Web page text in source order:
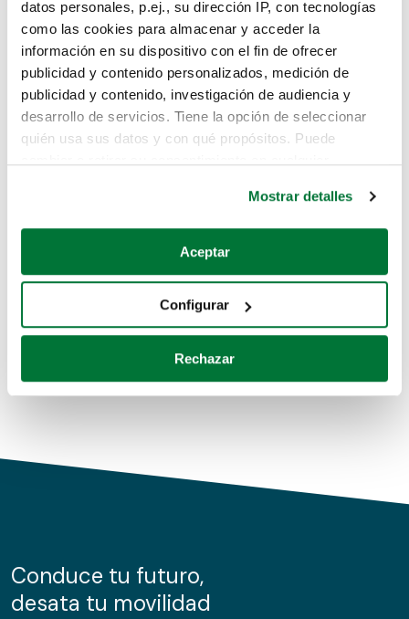
datos personales, p.ej., su dirección IP, con tecnologías
como las cookies para almacenar y acceder la
información en su dispositivo con el fin de ofrecer
publicidad y contenido personalizados, medición de
publicidad y contenido, investigación de audiencia y
desarrollo de servicios. Tiene la opción de seleccionar
quién usa sus datos y con qué propósitos. Puede
Si lo permite, también quisiéramos:
Recopilar información sobre su ubicación geográfica
Identificar su dispositivo analizándolo activamente
para buscar características específicas (huellas
Obtenga más información sobre cómo se procesan sus
de cookies.
información sobre el uso que haga del sitio web con
nuestros partners de redes sociales, publicidad y análisis
Mostrar detalles
Aceptar
Configurar
Rechazar
Lo sentimos, no sabemos como
te hemos traido hasta aquí.
Pero puedes encontrar el coche que estás
buscando en alguno de estos enlaces:
Coches de segunda mano
Coches de km0
Conduce tu futuro,
desata tu movilidad